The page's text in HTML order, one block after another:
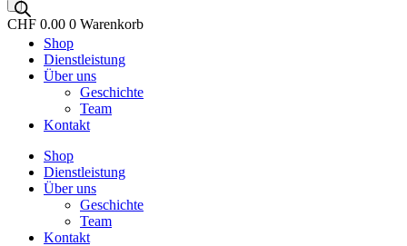
CHF 0.00 0 Warenkorb
OO
Shop
Dienstleistung
Über uns
Geschichte
Team
Kontakt
Shop
Dienstleistung
Über uns
Geschichte
Team
Kontakt